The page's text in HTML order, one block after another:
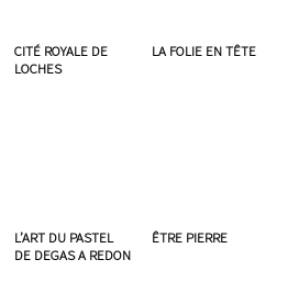
CITÉ ROYALE DE
LOCHES
LA FOLIE EN TÊTE
L’ART DU PASTEL
DE DEGAS A REDON
ÊTRE PIERRE